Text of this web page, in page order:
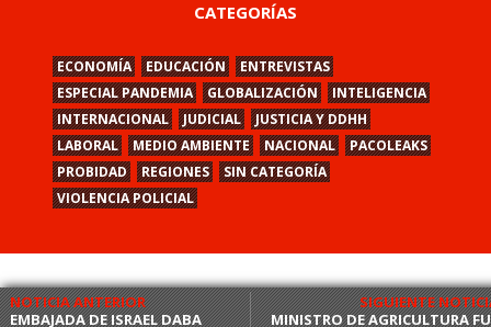
NOTICIA ANTERIOR
EMBAJADA DE ISRAEL DABA
SIGUIENTE
MINISTRO DE AGRICULTURA
CATEGORÍAS
ECONOMÍA EDUCACIÓN
ENTREVISTAS
ESPECIAL PANDEMIA
GLOBALIZACIÓN
INTELIGENCIA
INTERNACIONAL
JUDICIAL
JUSTICIA Y DDHH
LABORAL
MEDIO AMBIENTE NACIONAL
PACOLEAKS
PROBIDAD
REGIONES
SIN CATEGORÍA
VIOLENCIA POLICIAL